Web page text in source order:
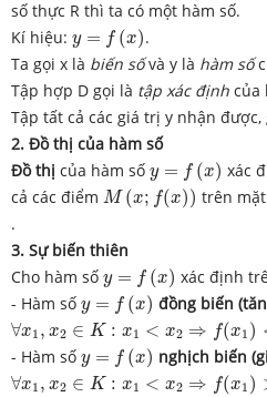
số thực R thì ta có một hàm số.
Kí hiệu: y = f (x)
y x)
.
Ta gọi x là biến sốvà y là hàm số
Tập hợp D gọi là tập xác định của
Tập tất cả các giá trị y nhận được,
2. Đồ thị của hàm số
Đồ thị của hàm số y = f (x)
y x) xác
cả các điểm M (x; f(x))
M(x;f(x)) trên
.
3. Sự biến thiên
Cho hàm số y = f (x)
y x) xác định
- Hàm số y = f (x)
y f( x) đồng biến
∀x1 , x2 ∈ K : x1 < x2 ⇒ f(x1 )
∀x x ∈ K:x1< 2⇒f x1 <f(x 2
- Hàm số y = f (x)
y x) nghịch biến
∀x1 , x2 ∈ K : x1 < x2 ⇒ f(x1 )
∀x x ∈ K:x1< 2⇒f x 1 >f(x 2)